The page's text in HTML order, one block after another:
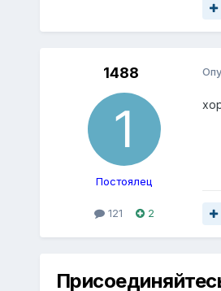
1488
Постоялец
121 2